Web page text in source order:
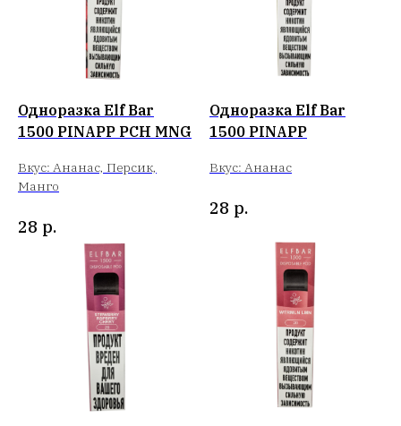
Одноразка Elf Bar
1500 PINAPP PCH MNG
Вкус: Ананас, Персик,
Манго
28 р.
Одноразка Elf Bar
1500 PINAPP
Вкус: Ананас
28 р.